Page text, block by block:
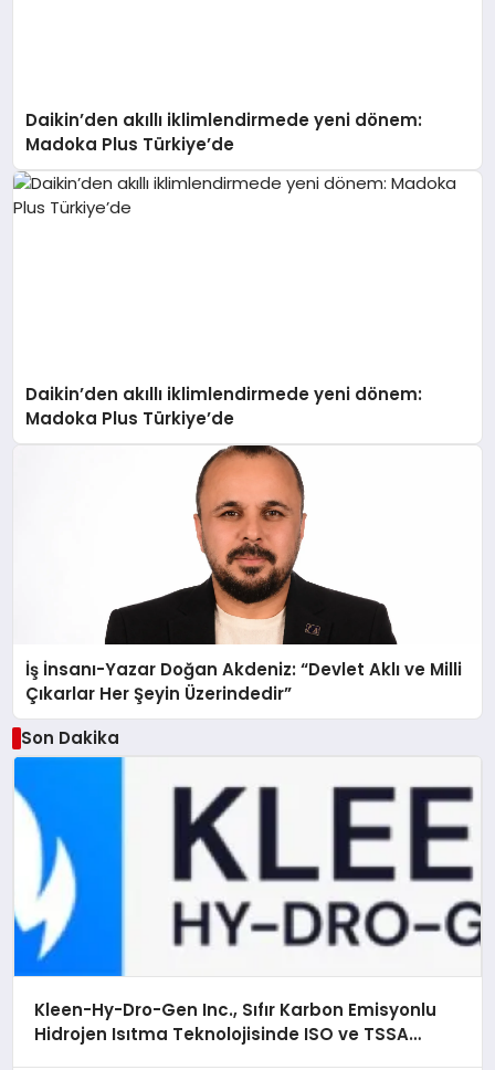
Daikin’den akıllı iklimlendirmede yeni dönem:
Madoka Plus Türkiye’de
Daikin’den akıllı iklimlendirmede yeni dönem:
Madoka Plus Türkiye’de
İş İnsanı-Yazar Doğan Akdeniz: “Devlet Aklı ve Milli
Çıkarlar Her Şeyin Üzerindedir”
Son Dakika
Kleen-Hy-Dro-Gen Inc., Sıfır Karbon Emisyonlu
Hidrojen Isıtma Teknolojisinde ISO ve TSSA